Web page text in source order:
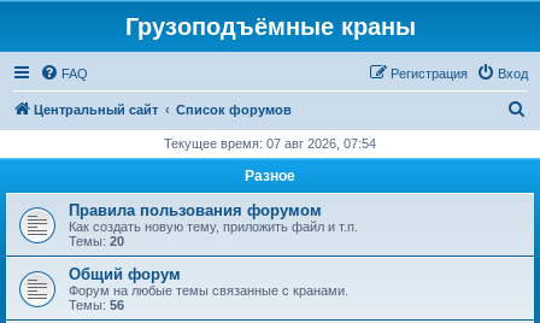
Грузоподъёмные краны
FAQ Вход
Регистрация
Центральный сайт Список форумов
с
Текущее время: 07 авг 2026, 07:54
Разное
Правила пользования форумом
Как создать новую тему, приложить файл и т.п.
Темы: 20
Общий форум
Форум на любые темы связанные с кранами.
Темы: 56